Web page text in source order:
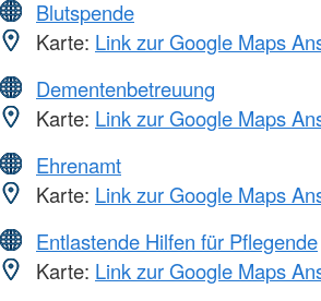
Blutspende
Karte: Link zur Google Maps
Dementenbetreuung
Karte: Link zur Google Maps
Ehrenamt
Karte: Link zur Google Maps
Entlastende Hilfen für Pflegende
Karte: Link zur Google Maps